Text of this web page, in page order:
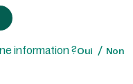
information ?Oui Non